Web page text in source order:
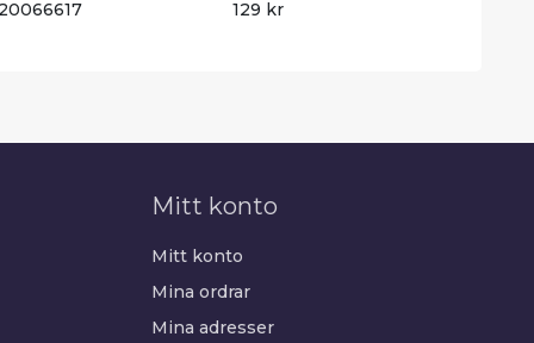
129 kr
Mitt konto
Mitt konto
Mina ordrar
Mina adresser